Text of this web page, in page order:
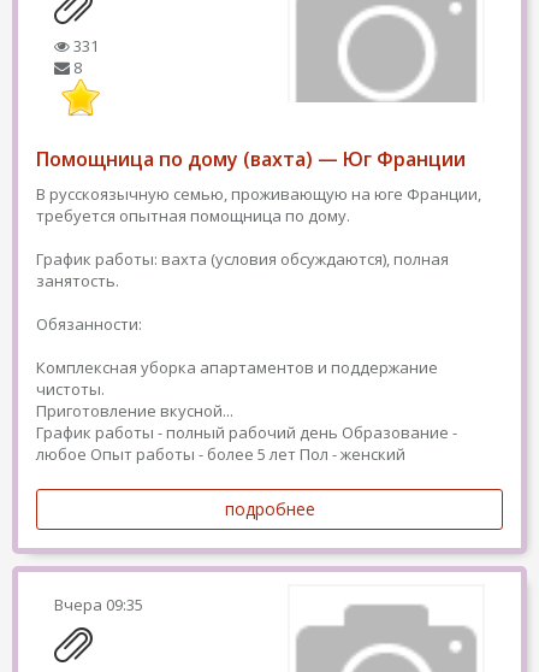
331
8
Помощница по дому (вахта) — Юг Франции
В русскоязычную семью, проживающую на юге Франции,
требуется опытная помощница по дому.
График работы: вахта (условия обсуждаются), полная
занятость.
Обязанности:
Комплексная уборка апартаментов и поддержание
чистоты.
Приготовление вкусной...
График работы - полный рабочий день Образование -
любое Опыт работы - более 5 лет Пол - женский
подробнее
Вчера 09:35